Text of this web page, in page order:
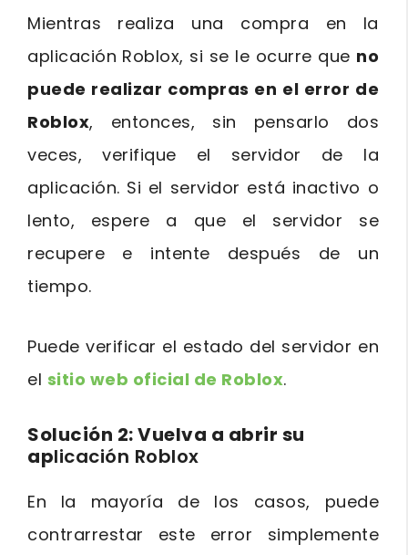
Mientras realiza una compra en la
aplicación Roblox, si se le ocurre que no
puede realizar compras en el error de
Roblox, entonces, sin pensarlo dos
veces, verifique el servidor de la
aplicación. Si el servidor está inactivo o
lento, espere a que el servidor se
recupere e intente después de un
tiempo.
Puede verificar el estado del servidor en
el sitio web oficial de Roblox.
Solución 2: Vuelva a abrir su
aplicación Roblox
En la mayoría de los casos, puede
contrarrestar este error simplemente